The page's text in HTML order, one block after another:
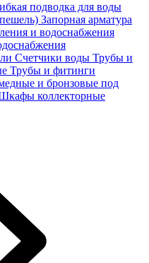
подводка для воды
Запорная арматура
и водоснабжения
Счетчики воды Трубы и
Трубы и фитинги
и бронзовые под
коллекторные